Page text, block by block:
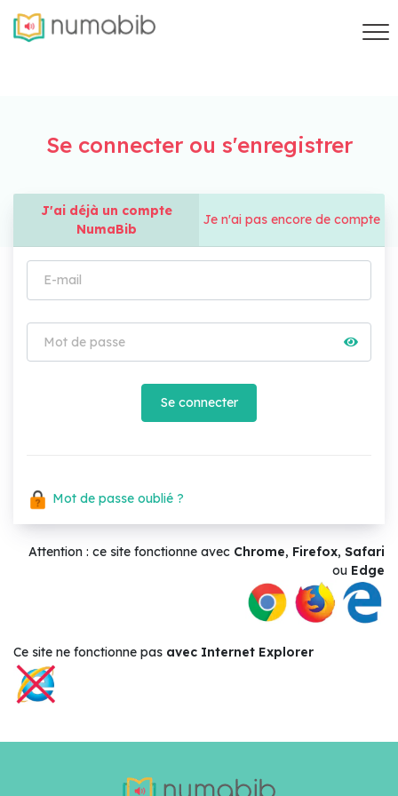
Se connecter ou s'enregistrer
J'ai déjà un compte
NumaBib
Je n'ai pas encore de compte
Se connecter
Mot de passe oublié ?
Attention : ce site fonctionne avec Chrome, Firefox, Safari
ou Edge
Ce site ne fonctionne pas avec Internet Explorer